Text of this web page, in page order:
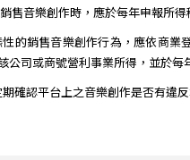
售音樂創作時，應於每年申報所
的銷售音樂創作行為，應依商業
公司或商號營利事業所得，並於
確認平台上之音樂創作是否有違